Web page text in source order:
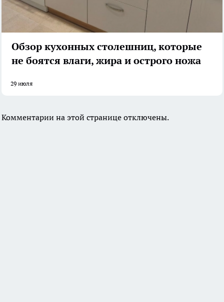
Обзор кухонных столешниц, которые
не боятся влаги, жира и острого ножа
29 июля
Комментарии на этой странице отключены.